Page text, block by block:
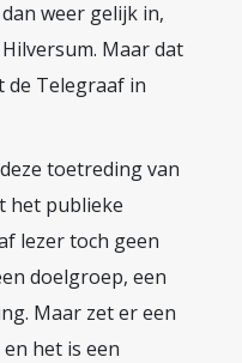
weer gelijk in,
Maar dat
de Telegraaf in
toetreding van
het publieke
lezer toch geen
doelgroep, een
Maar zet er een
het is een